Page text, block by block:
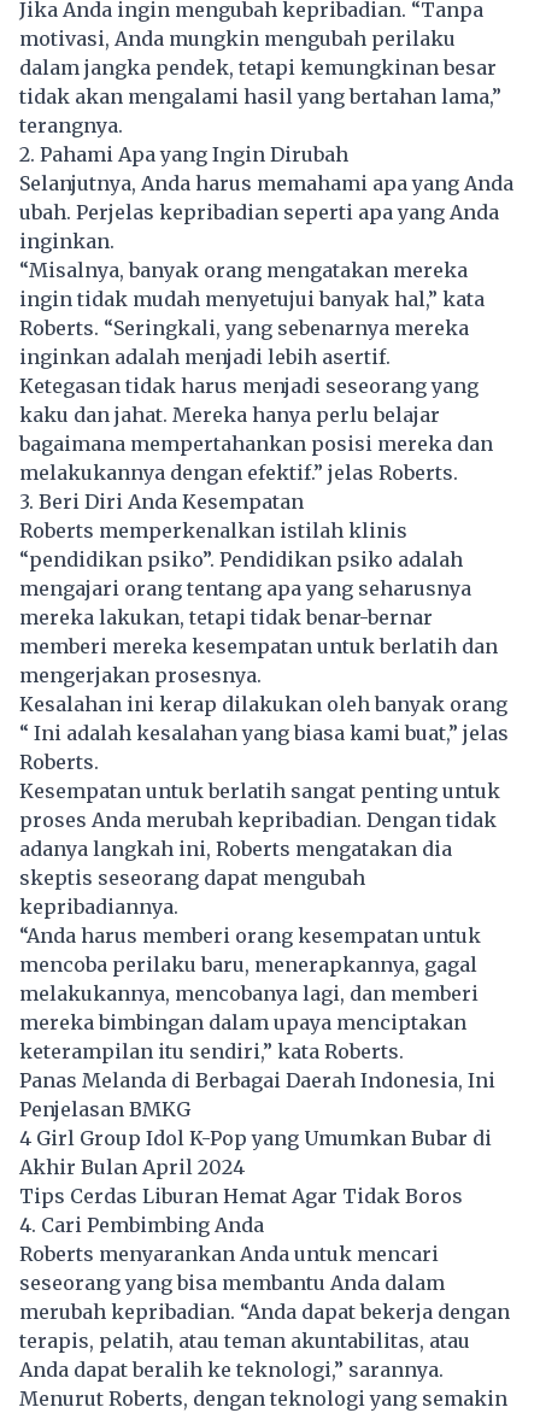
Jika Anda ingin mengubah kepribadian. “Tanpa
motivasi, Anda mungkin mengubah perilaku
dalam jangka pendek, tetapi kemungkinan besar
tidak akan mengalami hasil yang bertahan lama,”
terangnya.
2. Pahami Apa yang Ingin Dirubah
Selanjutnya, Anda harus memahami apa yang Anda
ubah. Perjelas kepribadian seperti apa yang Anda
inginkan.
“Misalnya, banyak orang mengatakan mereka
ingin tidak mudah menyetujui banyak hal,” kata
Roberts. “Seringkali, yang sebenarnya mereka
inginkan adalah menjadi lebih asertif.
Ketegasan tidak harus menjadi seseorang yang
kaku dan jahat. Mereka hanya perlu belajar
bagaimana mempertahankan posisi mereka dan
melakukannya dengan efektif.” jelas Roberts.
3. Beri Diri Anda Kesempatan
Roberts memperkenalkan istilah klinis
“pendidikan psiko”. Pendidikan psiko adalah
mengajari orang tentang apa yang seharusnya
mereka lakukan, tetapi tidak benar-bernar
memberi mereka kesempatan untuk berlatih dan
mengerjakan prosesnya.
Kesalahan ini kerap dilakukan oleh banyak orang
“ Ini adalah kesalahan yang biasa kami buat,” jelas
Roberts.
Kesempatan untuk berlatih sangat penting untuk
proses Anda merubah kepribadian. Dengan tidak
adanya langkah ini, Roberts mengatakan dia
skeptis seseorang dapat mengubah
kepribadiannya.
“Anda harus memberi orang kesempatan untuk
mencoba perilaku baru, menerapkannya, gagal
melakukannya, mencobanya lagi, dan memberi
mereka bimbingan dalam upaya menciptakan
keterampilan itu sendiri,” kata Roberts.
Panas Melanda di Berbagai Daerah Indonesia, Ini
Penjelasan BMKG
4 Girl Group Idol K-Pop yang Umumkan Bubar di
Akhir Bulan April 2024
Tips Cerdas Liburan Hemat Agar Tidak Boros
4. Cari Pembimbing Anda
Roberts menyarankan Anda untuk mencari
seseorang yang bisa membantu Anda dalam
merubah kepribadian. “Anda dapat bekerja dengan
terapis, pelatih, atau teman akuntabilitas, atau
Anda dapat beralih ke teknologi,” sarannya.
Menurut Roberts, dengan teknologi yang semakin